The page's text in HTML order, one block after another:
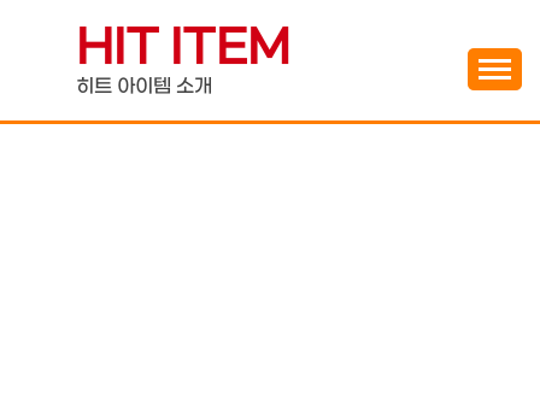
contentHIT ITEM
히트 아이템 소개